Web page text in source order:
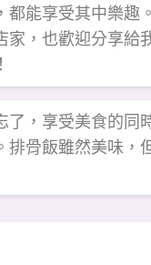
都能享受其中樂趣
家，也歡迎分享給
了，享受美食的同
排骨飯雖然美味，